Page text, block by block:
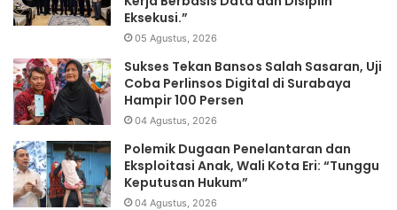
Eksekusi.”
05 Agustus, 2026
Sukses Tekan Bansos Salah Sasaran, Uji
Coba Perlinsos Digital di Surabaya
Hampir 100 Persen
04 Agustus, 2026
Polemik Dugaan Penelantaran dan
Eksploitasi Anak, Wali Kota Eri: “Tunggu
Keputusan Hukum”
04 Agustus, 2026